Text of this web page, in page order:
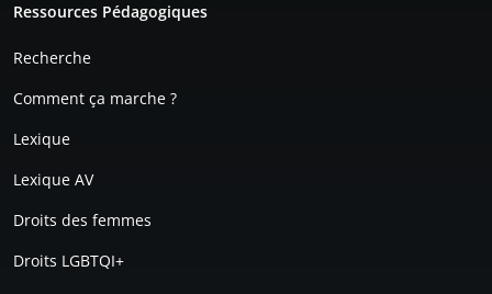
Ressources Pédagogiques
Recherche
Comment ça marche ?
Lexique
Lexique AV
Droits des femmes
Droits LGBTQI+